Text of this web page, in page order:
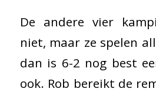
De andere vier
niet, maar ze spelen
dan is 6-2 nog best
ook. Rob bereikt de